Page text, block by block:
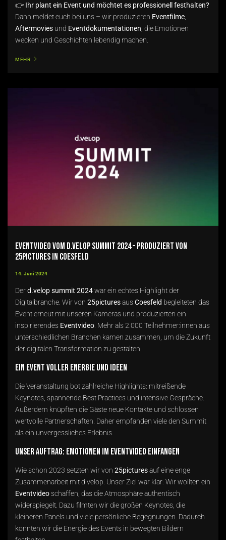
👉 Ihr plant ein Event und möchtet es professionell festhalten?
Dann meldet euch bei uns – wir produzieren Eventfilme
Aftermovies und Eventdokumentationen , die Emotionen
wecken und Geschichten lebendig machen.
MEHR
Eventvideo vom d.velop summit 2024 – produziert von
25pictures in Coesfeld
14. Juni 2024
Derd.velop summit 2024war ein echtes Highlight der
Digitalbranche. Wir von 25picturesausCoesfeld begleiteten das
Event erneut mit unseren Kameras und produzierten ein
inspirierendes Eventvideo . Mehr als 2.000 Teilnehmer:innen aus
unterschiedlichen Branchen kamen zusammen, um die Zukunft
der digitalen Transformation zu gestalten.
Ein Event voller Energie und Ideen
Die Veranstaltung bot zahlreiche Highlights: mitreißende
Keynotes, spannende Best Practices und intensive Gespräche.
Außerdem knüpften die Gäste neue Kontakte und schlossen
wertvolle Partnerschaften. Daher empfanden viele den Summit
als ein unvergessliches Erlebnis.
Unser Auftrag: Emotionen im Eventvideo einfangen
Wie schon 2023 setzten wir von 25picturesauf eine enge
Zusammenarbeit mit d.velop. Unser Ziel war klar: Wir wollten ein
Eventvideoschaffen, das die Atmosphäre authentisch
widerspiegelt. Dazu filmten wir die großen Keynotes, die
kleineren Panels und viele persönliche Begegnungen. Dadurch
konnten wir die Energie des Events in bewegten Bildern